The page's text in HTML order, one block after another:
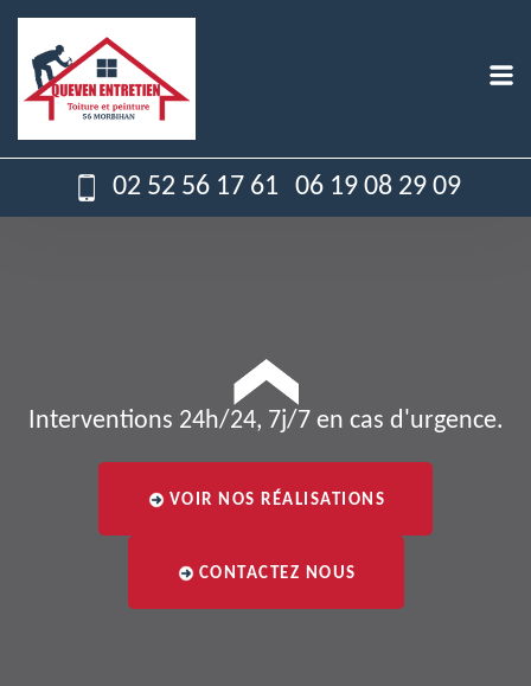
02 52 56 17 61 06 19 08 29 09
Interventions 24h/24, 7j/7 en cas d'urgence.
VOIR NOS RÉALISATIONS
CONTACTEZ NOUS